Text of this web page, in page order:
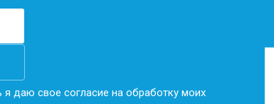
даю свое согласие на обработку моих